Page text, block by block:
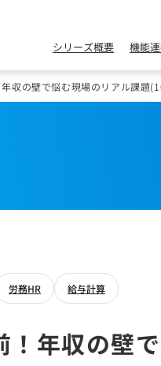
シリーズ概要 機能
収の壁で悩む現場のリアル課題
労務HR 給与計算
！年収の壁